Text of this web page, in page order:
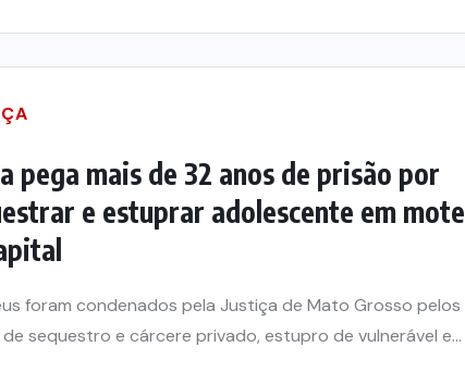
pega mais de 32 anos de prisão por
e estuprar adolescente em motel
foram condenados pela Justiça de Mato Grosso pelos
sequestro e cárcere privado, estupro de vulnerável e...
De queijos a mel: Feira FAM
dá rosto, voz e lucro aos
pequenos produtores de
8 DE AGOSTO DE 2026